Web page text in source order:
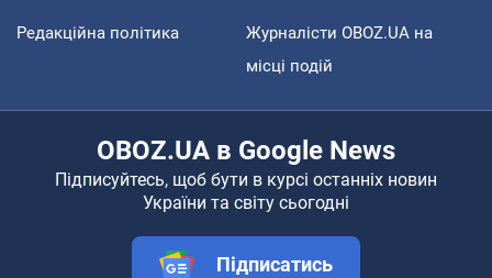
Редакційна політика
Журналісти OBOZ.UA на
місці подій
OBOZ.UA в Google News
Підписуйтесь, щоб бути в курсі останніх новин
України та світу сьогодні
Підписатись